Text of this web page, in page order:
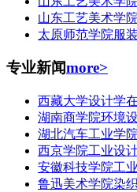
山东工艺美术学
太原师范学院服
专业新闻more>
西藏大学设计学
湖南商学院环境
湖北汽车工业学
西京学院工业设
安徽科技学院工
鲁迅美术学院染